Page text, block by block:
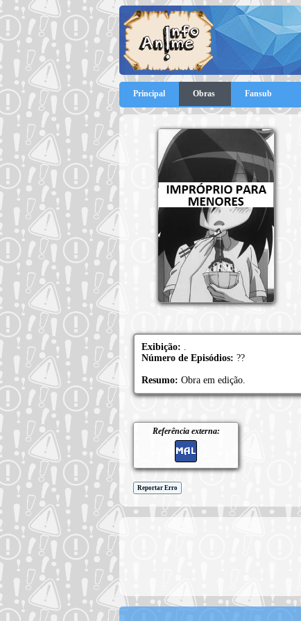
Principal Obras Fansub
Exibição: .
Número de Episódios: ??
Resumo: Obra em edição.
Referência externa:
Reportar Erro